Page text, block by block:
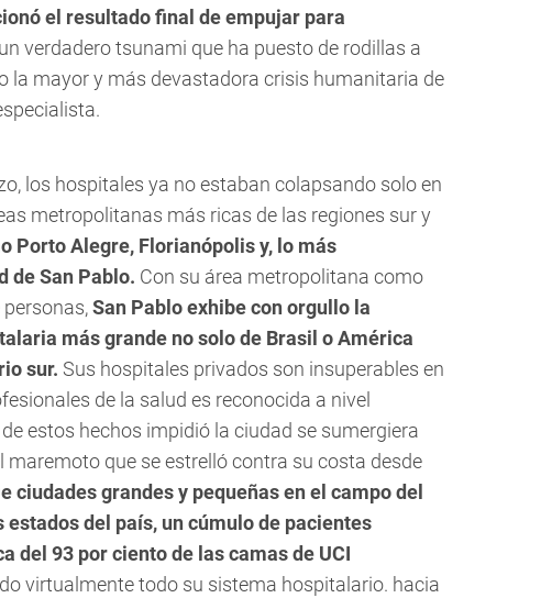
el resultado final de empujar para
verdadero tsunami que ha puesto de rodillas a
la mayor y más devastadora crisis humanitaria de
los hospitales ya no estaban colapsando solo en
metropolitanas más ricas de las regiones sur y
Porto Alegre, Florianópolis y, lo más
de San Pablo. Con su área metropolitana como
San Pablo exhibe con orgullo la
más grande no solo de Brasil o América
sur. Sus hospitales privados son insuperables en
de la salud es reconocida a nivel
estos hechos impidió la ciudad se sumergiera
que se estrelló contra su costa desde
ciudades grandes y pequeñas en el campo del
estados del país, un cúmulo de pacientes
del 93 por ciento de las camas de UCI
virtualmente todo su sistema hospitalario. hacia